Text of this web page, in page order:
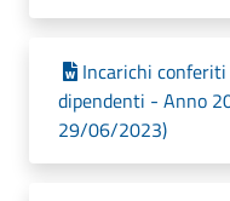
Incarichi
dipendenti - Anno
29/06/2023)